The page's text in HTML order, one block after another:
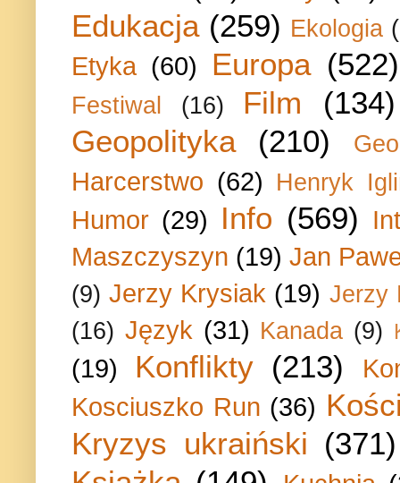
Edukacja (259) Ekologia
Etyka (60) Europa (522)
Festiwal (16) Film
(134)
Geopolityka
(210)
Harcerstwo (62) Henryk
Humor (29) Info (569)
Maszczyszyn (19) Jan
(9) Jerzy Krysiak (19) Jerzy
(16) Język (31) Kanada (9)
(19) Konflikty (213)
Kosciuszko Run (36)
Kryzys ukraiński (371)